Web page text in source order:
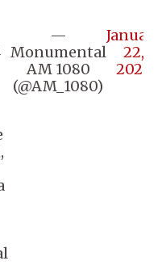
—
Monumental
AM 1080
(@AM_1080)
January
22,
2026